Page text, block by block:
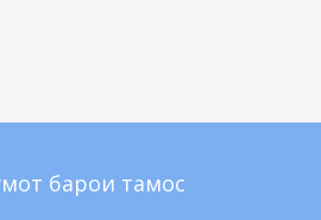
барои тамос